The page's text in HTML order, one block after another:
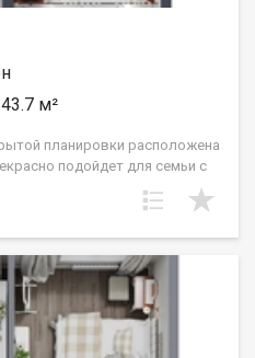
м²
планировки расположена
подойдет для семьи с
с ограниченными
окон на Сергиев Посад.